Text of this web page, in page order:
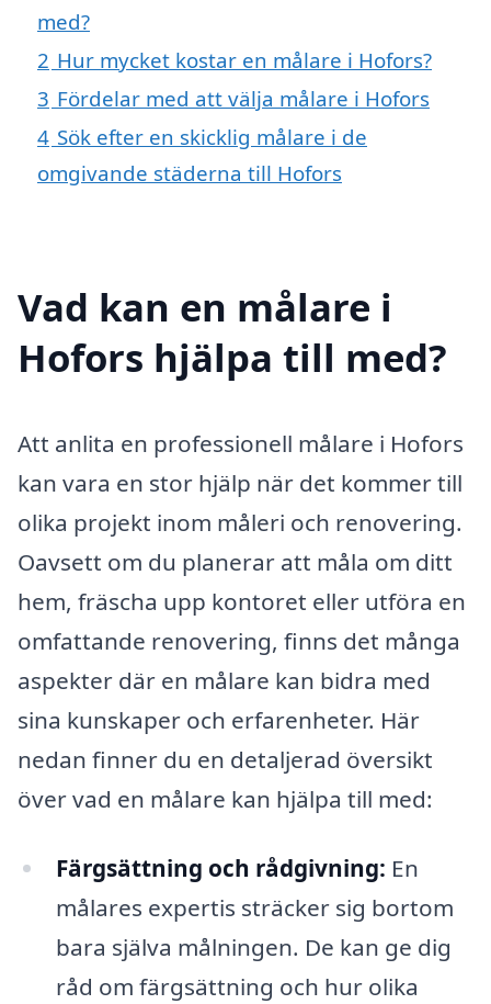
med?
2 Hur mycket kostar en målare i Hofors?
3 Fördelar med att välja målare i Hofors
4 Sök efter en skicklig målare i de
omgivande städerna till Hofors
Vad kan en målare i
Hofors hjälpa till med?
Att anlita en professionell målare i Hofors
kan vara en stor hjälp när det kommer till
olika projekt inom måleri och renovering.
Oavsett om du planerar att måla om ditt
hem, fräscha upp kontoret eller utföra en
omfattande renovering, finns det många
aspekter där en målare kan bidra med
sina kunskaper och erfarenheter. Här
nedan finner du en detaljerad översikt
över vad en målare kan hjälpa till med:
Färgsättning och rådgivning: En
målares expertis sträcker sig bortom
bara själva målningen. De kan ge dig
råd om färgsättning och hur olika